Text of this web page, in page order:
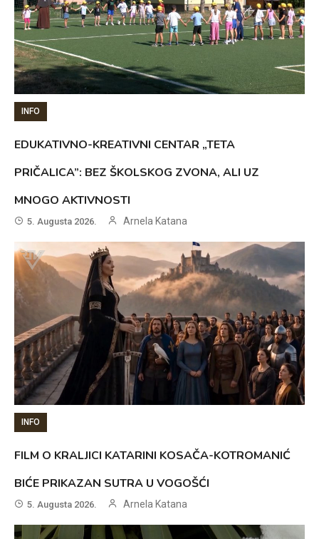
INFO
EDUKATIVNO-KREATIVNI CENTAR „TETA
PRIČALICA”: BEZ ŠKOLSKOG ZVONA, ALI UZ
MNOGO AKTIVNOSTI
5. Augusta 2026. Arnela Katana
INFO
FILM O KRALJICI KATARINI KOSAČA-KOTROMANIĆ
BIĆE PRIKAZAN SUTRA U VOGOŠĆI
5. Augusta 2026. Arnela Katana